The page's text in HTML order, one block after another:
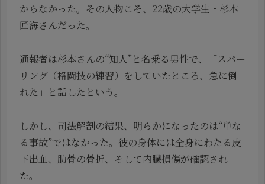
からなかった。その人物こそ、22歳の大学生・杉本
匠海さんだった。
通報者は杉本さんの“知人”と名乗る男性で、「スパー
リング（格闘技の練習）をしていたところ、急に倒
れた」と話したという。
しかし、司法解剖の結果、明らかになったのは“単な
る事故”ではなかった。彼の身体には全身にわたる皮
下出血、肋骨の骨折、そして内臓損傷が確認され
た。